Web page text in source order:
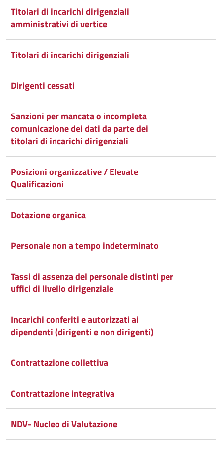
Google
Plus
su
Whatsapp
Titolari di incarichi dirigenziali
amministrativi di vertice
Titolari di incarichi dirigenziali
Dirigenti cessati
Sanzioni per mancata o incompleta
comunicazione dei dati da parte dei
titolari di incarichi dirigenziali
Posizioni organizzative / Elevate
Qualificazioni
Dotazione organica
Personale non a tempo indeterminato
Tassi di assenza del personale distinti per
uffici di livello dirigenziale
Incarichi conferiti e autorizzati ai
dipendenti (dirigenti e non dirigenti)
Contrattazione collettiva
Contrattazione integrativa
NDV- Nucleo di Valutazione